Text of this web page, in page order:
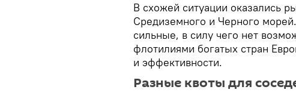
В схожей ситуации оказались
Средиземного и Черного
сильные, в силу чего нет
флотилиями богатых стран
и эффективности.
Разные квоты для